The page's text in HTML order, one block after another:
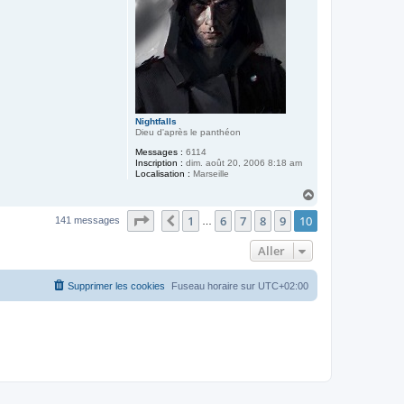
Nightfalls
Dieu d'après le panthéon
Messages : 6114
Inscription : dim. août 20, 2006 8:18 am
Localisation : Marseille
t
141 messages Page 10 sur 10
Précédent
1 … 6 7 8 9 10
Aller
Fuseau horaire sur UTC+02:00
Supprimer les cookies